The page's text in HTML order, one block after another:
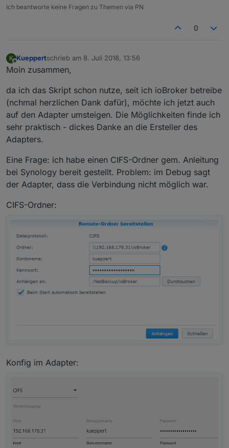
Ich beantworte keine Fragen zu Themen via PN
0
K
Offline
Kueppertschrieb am 8. Juli 2018, 13:56
zuletzt editiert von7. Aug. 2018, 15:59
Moin zusammen,
da ich das Skript schon nutze, seit ich ioBroker betreibe
(nchmal herzlichen Dank dafür), möchte ich jetzt auch
auf den Adapter umsteigen. Die Möglichkeiten finde ich
sehr praktisch - dickes Danke an die Ersteller des
Adapters.
Eine Frage: ich habe einen CIFS-Ordner gem. Anleitung
bei Synology bereit gestellt. Problem: im Debug sagt
der Adapter, dass die Verbindung nicht möglich war.
CIFS-Ordner:
Konfig im Adapter: